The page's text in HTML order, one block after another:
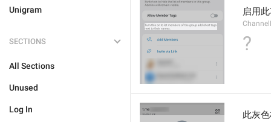
Unigram
SECTIONS
All Sections
Unused
Log In
启用
?
此灰